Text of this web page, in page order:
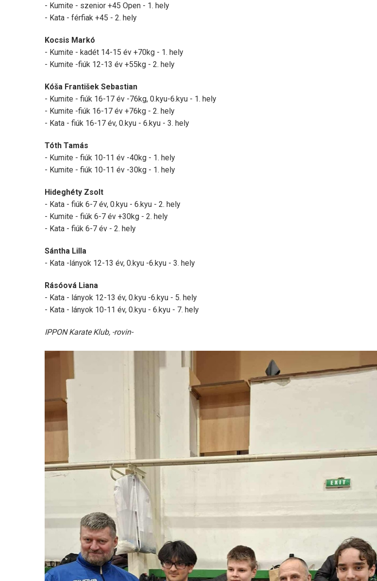
- Kumite - szenior +45 Open - 1. hely
- Kata - férfiak +45 - 2. hely
Kocsis Markó
- Kumite - kadét 14-15 év +70kg - 1. hely
- Kumite -fiúk 12-13 év +55kg - 2. hely
Kóša František Sebastian
- Kumite - fiúk 16-17 év -76kg, 0.kyu-6.kyu - 1. hely
- Kumite -fiúk 16-17 év +76kg - 2. hely
- Kata - fiúk 16-17 év, 0.kyu - 6.kyu - 3. hely
Tóth Tamás
- Kumite - fiúk 10-11 év -40kg - 1. hely
- Kumite - fiúk 10-11 év -30kg - 1. hely
Hideghéty Zsolt
- Kata - fiúk 6-7 év, 0.kyu - 6.kyu - 2. hely
- Kumite - fiúk 6-7 év +30kg - 2. hely
- Kata - fiúk 6-7 év - 2. hely
Sántha Lilla
- Kata -lányok 12-13 év, 0.kyu -6.kyu - 3. hely
Rásóová Liana
- Kata - lányok 12-13 év, 0.kyu -6.kyu - 5. hely
- Kata - lányok 10-11 év, 0.kyu - 6.kyu - 7. hely
IPPON Karate Klub, -rovin-